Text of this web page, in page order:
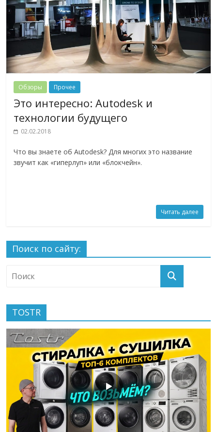
Обзоры Прочее
Это интересно: Autodesk и
технологии будущего
02.02.2018
Что вы знаете об Autodesk? Для многих это название
звучит как «гиперлуп» или «блокчейн».
Читать далее
Поиск по сайту:
TOSTR